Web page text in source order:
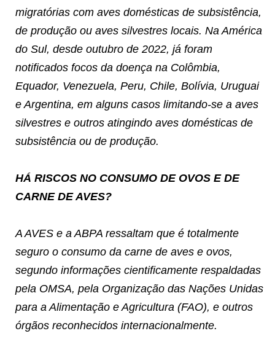
migratórias com aves domésticas de subsistência,
de produção ou aves silvestres locais. Na América
do Sul, desde outubro de 2022, já foram
notificados focos da doença na Colômbia,
Equador, Venezuela, Peru, Chile, Bolívia, Uruguai
e Argentina, em alguns casos limitando-se a aves
silvestres e outros atingindo aves domésticas de
subsistência ou de produção.
HÁ RISCOS NO CONSUMO DE OVOS E DE
CARNE DE AVES?
A AVES e a ABPA ressaltam que é totalmente
seguro o consumo da carne de aves e ovos,
segundo informações cientificamente respaldadas
pela OMSA, pela Organização das Nações Unidas
para a Alimentação e Agricultura (FAO), e outros
órgãos reconhecidos internacionalmente.